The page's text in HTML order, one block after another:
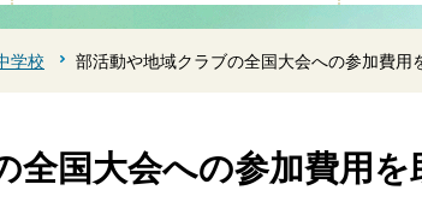
学校 部活動や地域クラブの全国大会への参加費用
全国大会への参加費用を